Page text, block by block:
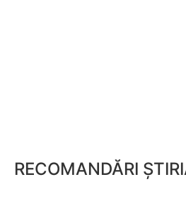
RECOMANDĂRI